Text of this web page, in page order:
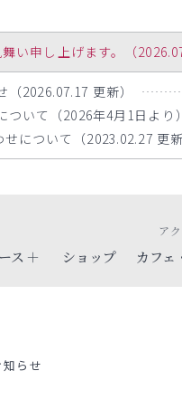
い申し上げます。（
2026.07.17 更新）
いて（2026年4月1日より
について（2023.02.27 更新
ス
ショップ カフェ
ア
らせ